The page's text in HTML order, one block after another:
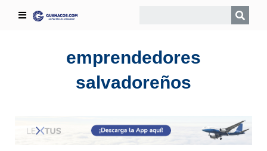
emprendedores
salvadoreños